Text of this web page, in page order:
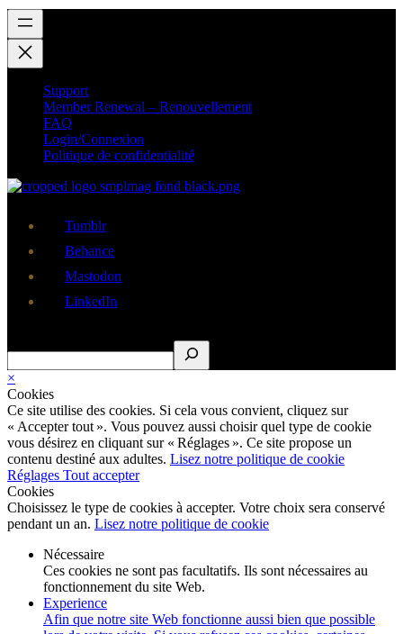
Support
Member Renewal – Renouvellement
FAQ
Login/Connexion
Politique de confidentialité
Tumblr
Behance
Mastodon
LinkedIn
×
Cookies
Ce site utilise des cookies. Si cela vous convient, cliquez sur
« Accepter tout ». Vous pouvez aussi choisir quel type de cookie
vous désirez en cliquant sur « Réglages ». Ce site propose un
contenu destiné aux adultes. Lisez notre politique de cookie
Réglages Tout accepter
Cookies
Choisissez le type de cookies à accepter. Votre choix sera conservé
pendant un an. Lisez notre politique de cookie
Nécessaire
Ces cookies ne sont pas facultatifs. Ils sont nécessaires au
fonctionnement du site Web.
Experience
Afin que notre site Web fonctionne aussi bien que possible